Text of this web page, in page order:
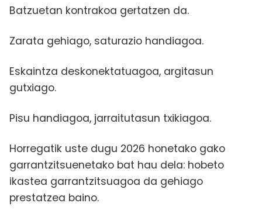
Batzuetan kontrakoa gertatzen da.
Zarata gehiago, saturazio handiagoa.
Eskaintza deskonektatuagoa, argitasun
gutxiago.
Pisu handiagoa, jarraitutasun txikiagoa.
Horregatik uste dugu 2026 honetako gako
garrantzitsuenetako bat hau dela: hobeto
ikastea garrantzitsuagoa da gehiago
prestatzea baino.